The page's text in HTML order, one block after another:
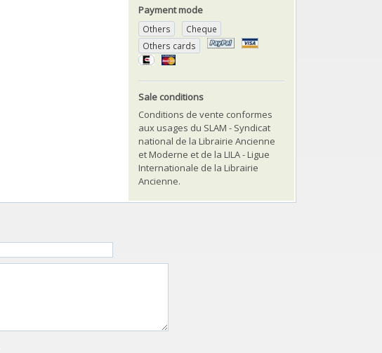
Payment mode
Others
Cheque
Others cards
Sale conditions
Conditions de vente conformes
aux usages du SLAM - Syndicat
national de la Librairie Ancienne
et Moderne et de la LILA - Ligue
Internationale de la Librairie
Ancienne.